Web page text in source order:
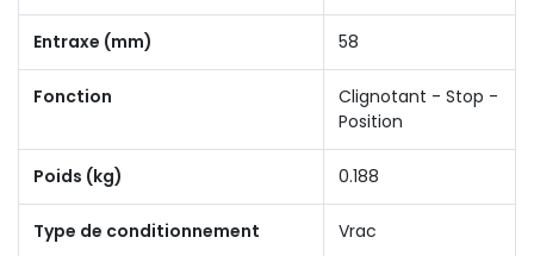
Entraxe (mm) 58
Fonction
Clignotant - Stop -
Position
Poids (kg) 0.188
Type de conditionnement Vrac